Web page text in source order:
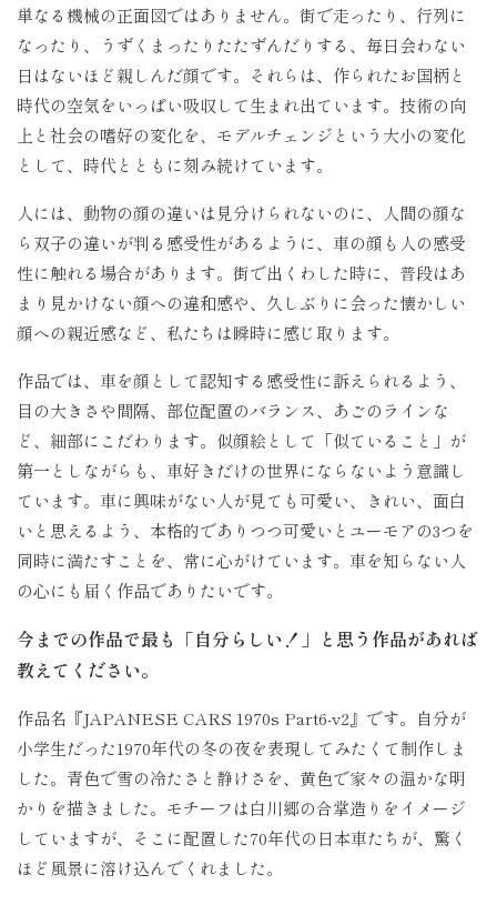
単なる機械の正面図ではありません。街で走ったり、行列に
なったり、うずくまったりたたずんだりする、毎日会わない
日はないほど親しんだ顔です。それらは、作られたお国柄と
時代の空気をいっぱい吸収して生まれ出ています。技術の向
上と社会の嗜好の変化を、モデルチェンジという大小の変化
として、時代とともに刻み続けています。
人には、動物の顔の違いは見分けられないのに、人間の顔な
ら双子の違いが判る感受性があるように、車の顔も人の感受
性に触れる場合があります。街で出くわした時に、普段はあ
まり見かけない顔への違和感や、久しぶりに会った懐かしい
顔への親近感など、私たちは瞬時に感じ取ります。
作品では、車を顔として認知する感受性に訴えられるよう、
目の大きさや間隔、部位配置のバランス、あごのラインな
ど、細部にこだわります。似顔絵として「似ていること」が
第一としながらも、車好きだけの世界にならないよう意識し
ています。車に興味がない人が見ても可愛い、きれい、面白
いと思えるよう、本格的でありつつ可愛いとユーモアの3つを
同時に満たすことを、常に心がけています。車を知らない人
の心にも届く作品でありたいです。
今までの作品で最も「自分らしい！」と思う作品があれば
教えてください。
作品名『JAPANESE CARS 1970s Part6-v2』です。自分が
小学生だった1970年代の冬の夜を表現してみたくて制作しま
した。青色で雪の冷たさと静けさを、黄色で家々の温かな明
かりを描きました。モチーフは白川郷の合掌造りをイメージ
していますが、そこに配置した70年代の日本車たちが、驚く
ほど風景に溶け込んでくれました。